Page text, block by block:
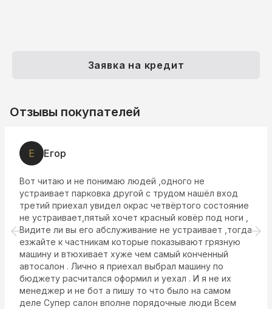
Заявка на кредит
Отзывы покупателей
Е Егор
Вот читаю и не понимаю людей ,одного не
устраивает парковка другой с трудом нашёл вход
третий приехал увидел окрас четвёртого состояние
не устраивает,пятый хочет красный ковёр под ноги ,
Видите ли вы его абслуживание не устраивает ,тогда
езжайте к частникам которые показывают грязную
машину и втюхивает хуже чем самый конченный
автосалон . Лично я приехал выбрал машину по
бюджету расчитался оформил и уехал . И я не их
менеджер и не бот а пишу то что было на самом
деле Супер салон вполне порядочные люди Всем